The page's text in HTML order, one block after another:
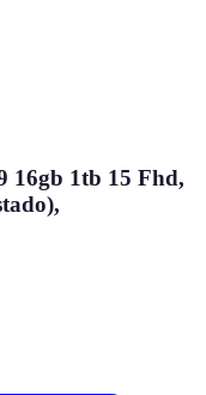
16gb 1tb 15 Fhd,